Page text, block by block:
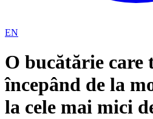
EN
O bucătărie care
începând de la
la cele mai mici